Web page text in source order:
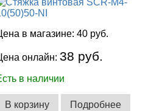
в магазине: 40 руб.
онлайн: 38 руб.
в наличии
В корзину Подробнее